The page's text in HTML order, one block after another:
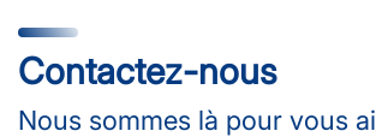
Contactez-nous
Nous sommes là pour vous